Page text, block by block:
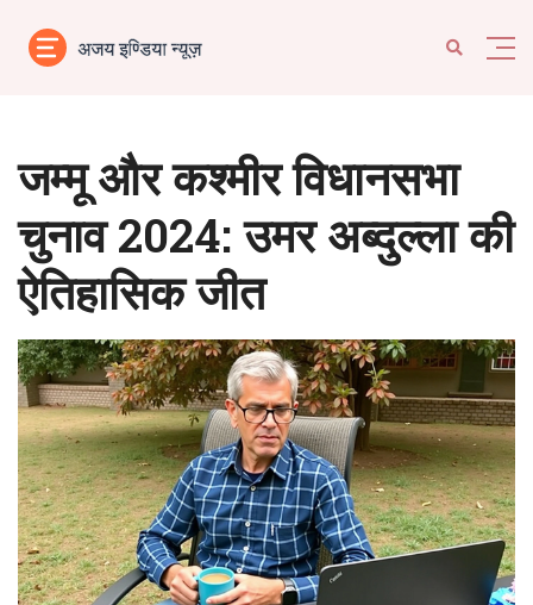
जम्मू और कश्मीर विधानसभा
चुनाव 2024: उमर अब्दुल्ला की
ऐतिहासिक जीत